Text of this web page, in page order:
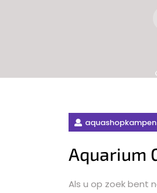
aquashopkampen
Aquarium
Als u op zoek bent